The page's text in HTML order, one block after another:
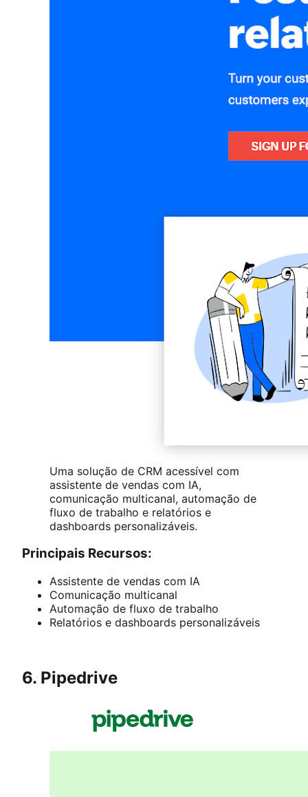
Uma solução de CRM acessível com
assistente de vendas com IA,
comunicação multicanal, automação de
fluxo de trabalho e relatórios e
dashboards personalizáveis.
Principais Recursos:
Assistente de vendas com IA
Comunicação multicanal
Automação de fluxo de trabalho
Relatórios e dashboards personalizáveis
6. Pipedrive